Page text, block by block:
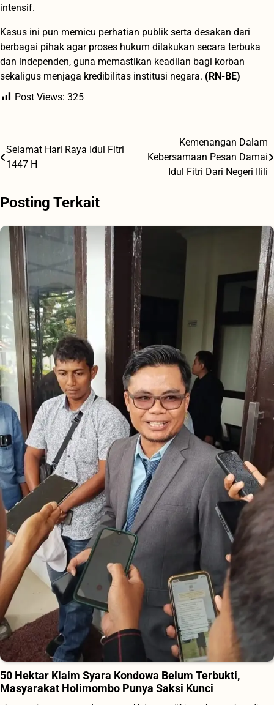
intensif.
Kasus ini pun memicu perhatian publik serta desakan dari
berbagai pihak agar proses hukum dilakukan secara terbuka
dan independen, guna memastikan keadilan bagi korban
sekaligus menjaga kredibilitas institusi negara. (RN-BE)
Post Views: 325
Navigasi
pos
Selamat Hari Raya Idul Fitri
1447 H
Kemenangan Dalam
Kebersamaan Pesan Damai
Idul Fitri Dari Negeri Ilili
Posting Terkait
50 Hektar Klaim Syara Kondowa Belum Terbukti,
Masyarakat Holimombo Punya Saksi Kunci